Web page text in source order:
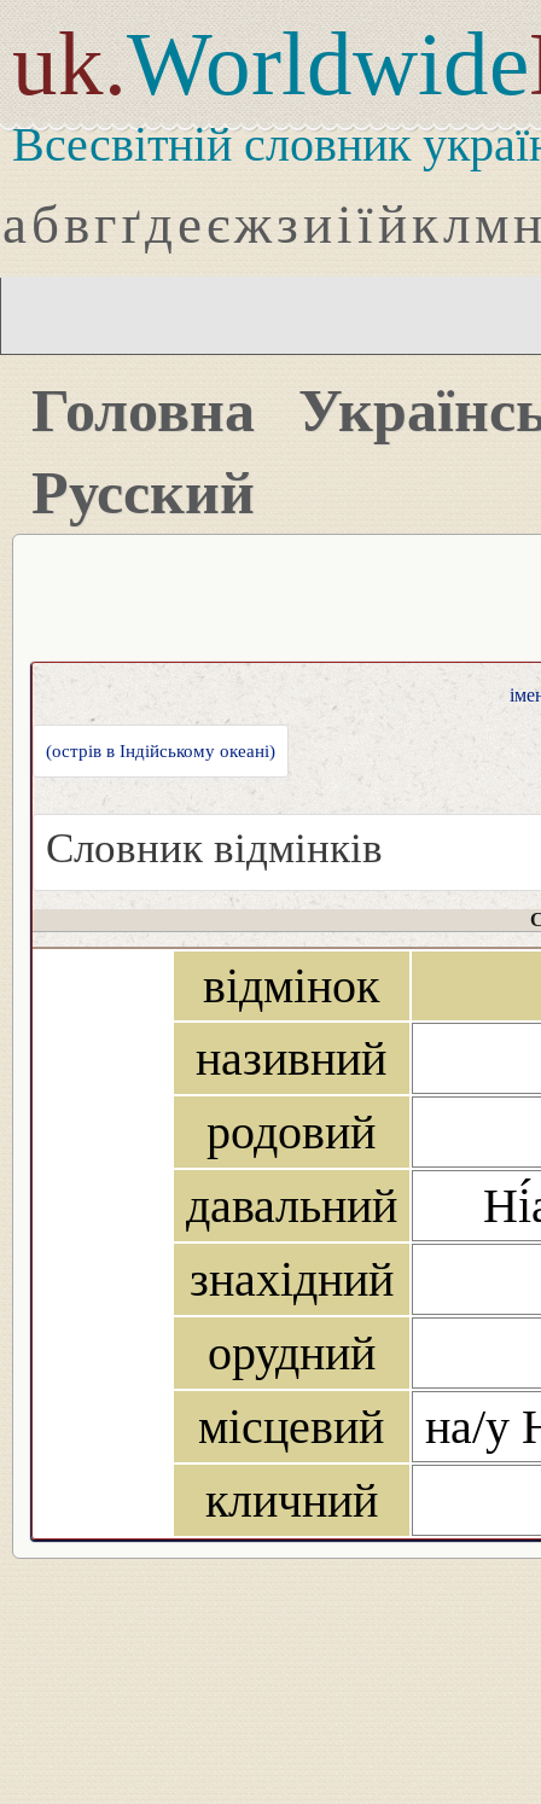
uk.Worldwide
Всесвітній словник
абвгґдеєжзиіїйклмн
Головна
Русский
(острів в Індійському океані)
Словник відмінків
відмінок
називний
родовий
давальний
знахідний
орудний
місцевий
на/у
кличний